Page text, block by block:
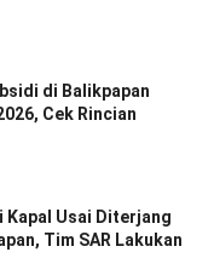
di Balikpapan
Cek Rincian
Kapal Usai Diterjang
Tim SAR Lakukan